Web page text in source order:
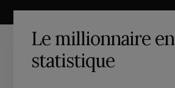
Le millionnaire en
statistique